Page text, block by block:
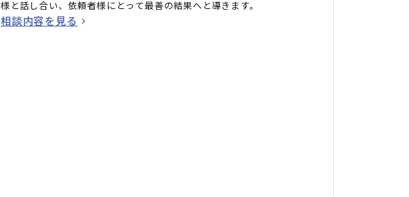
様と話し合い、依頼者様にとって最善の結果へと導きます。
相談内容を見る